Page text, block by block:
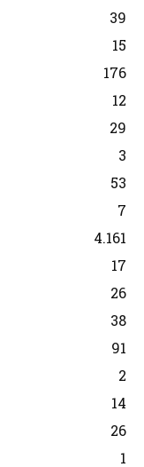
39
15
176
12
29
3
53
7
4.161
17
26
38
91
2
14
26
1